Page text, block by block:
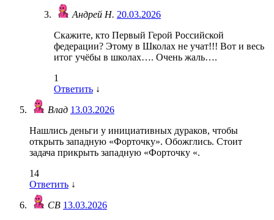
Андрей Н. 20.03.2026
Скажите, кто Первый Герой Российской
федерации? Этому в Школах не учат!!! Вот и весь
итог учёбы в школах…. Очень жаль….
1
Ответить ↓
Влад 13.03.2026
Нашлись деньги у инициативных дураков, чтобы
открыть западную «Форточку». Обожглись. Стоит
задача прикрыть западную «Форточку «.
14
Ответить ↓
СВ 13.03.2026